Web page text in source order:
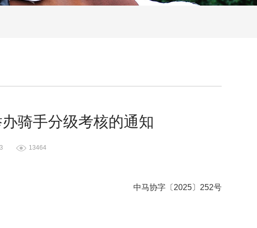
骑手分级考核的通知
13464
中马协字〔2025〕252号